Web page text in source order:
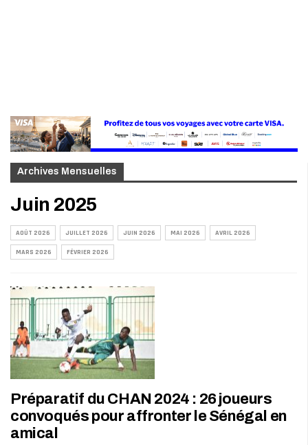
Archives Mensuelles
Juin 2025
AOÛT 2026 JUILLET 2026 JUIN 2026 MAI 2026 AVRIL 2026
MARS 2026 FÉVRIER 2026
Préparatif du CHAN 2024 : 26 joueurs
convoqués pour affronter le Sénégal en
amical